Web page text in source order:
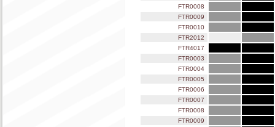
FTR0008
FTR0009
FTR0010
FTR2012
FTR4017
FTR0003
FTR0004
FTR0005
FTR0006
FTR0007
FTR0008
FTR0009